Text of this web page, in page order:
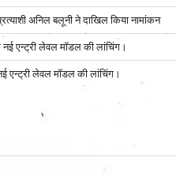
अनिल बलूनी ने दाखिल किया नामांकन
एन्ट्री लेवल मॉडल की लांचिंग।
एन्ट्री लेवल मॉडल की लांचिंग।